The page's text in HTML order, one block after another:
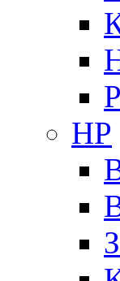
HP